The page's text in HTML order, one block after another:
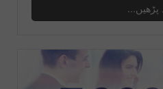
پڑھیں...